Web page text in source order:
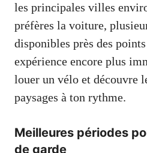
les principales villes
préfères la voiture,
disponibles près des
expérience encore plus
louer un vélo et découvre
paysages à ton rythme.
Meilleures périodes
de garde